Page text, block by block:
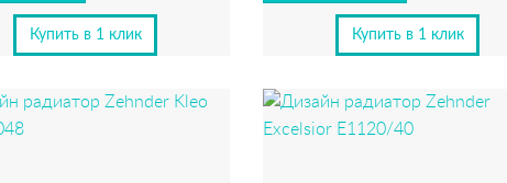
Купить в 1 клик Купить в 1 клик